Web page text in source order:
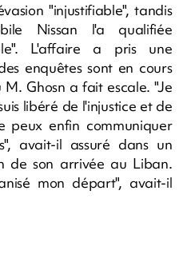
"injustifiable", tandis
Nissan l'a qualifiée
L'affaire a pris une
enquêtes sont en cours
Ghosn a fait escale. "Je
libéré de l'injustice et de
peux enfin communiquer
avait-il assuré dans un
de son arrivée au Liban.
mon départ", avait-il